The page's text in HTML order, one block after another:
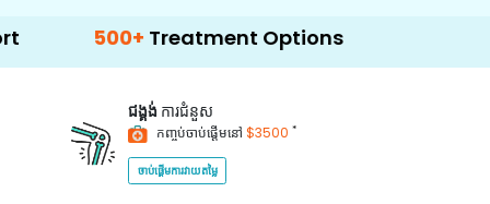
500+ Treatment Options
ជង្គង់ ការជំនួស
កញ្ចប់ចាប់ផ្តើមនៅ $3500 *
ចាប់ផ្តើមការវាយតម្លៃ